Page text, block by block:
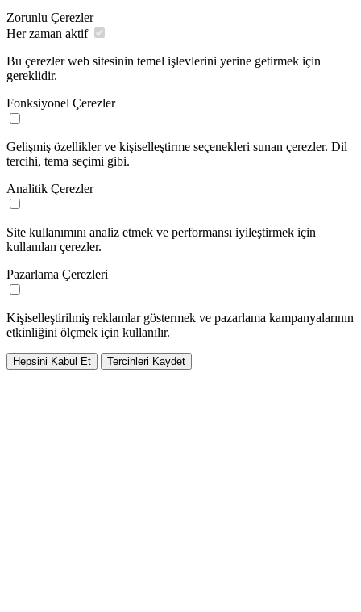
Zorunlu Çerezler
Her zaman aktif
Bu çerezler web sitesinin temel işlevlerini yerine getirmek için
gereklidir.
Fonksiyonel Çerezler
Gelişmiş özellikler ve kişiselleştirme seçenekleri sunan çerezler. Dil
tercihi, tema seçimi gibi.
Analitik Çerezler
Site kullanımını analiz etmek ve performansı iyileştirmek için
kullanılan çerezler.
Pazarlama Çerezleri
Kişiselleştirilmiş reklamlar göstermek ve pazarlama kampanyalarının
etkinliğini ölçmek için kullanılır.
Hepsini Kabul Et Tercihleri Kaydet